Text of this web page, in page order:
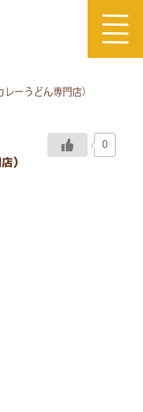
ーうどん専門店）
0
）